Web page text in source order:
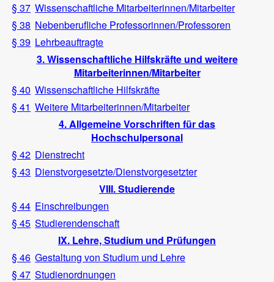
§ 37 Wissenschaftliche Mitarbeiterinnen/Mitarbeiter
§ 38 Nebenberufliche Professorinnen/Professoren
§ 39 Lehrbeauftragte
3. Wissenschaftliche Hilfskräfte und weitere
Mitarbeiterinnen/Mitarbeiter
§ 40 Wissenschaftliche Hilfskräfte
§ 41 Weitere Mitarbeiterinnen/Mitarbeiter
4. Allgemeine Vorschriften für das
Hochschulpersonal
§ 42 Dienstrecht
§ 43 Dienstvorgesetzte/Dienstvorgesetzter
VIII. Studierende
§ 44 Einschreibungen
§ 45 Studierendenschaft
IX. Lehre, Studium und Prüfungen
§ 46 Gestaltung von Studium und Lehre
§ 47 Studienordnungen